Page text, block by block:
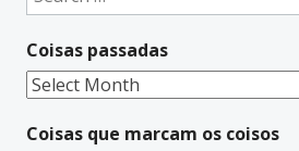
a
t
i
v
for:
Coisas passadas
Coisas
Coisas que marcam os coisos